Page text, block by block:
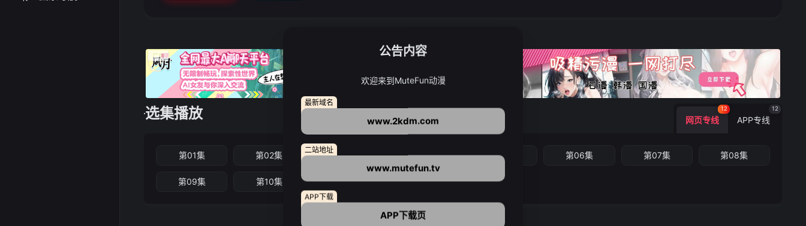
选集播放 网页专线
12
APP专线
12
第01集 第02集 第03集 第04集 第05集 第06集 第07集 第08集
第09集 第10集 第11集 第12集
公告内容
欢迎来到MuteFun动漫
最新域名
www.2kdm.com
二站地址
www.mutefun.tv
APP下载
APP下载页